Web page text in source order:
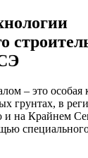
– это особая
грунтах, в
и на Крайнем
специального